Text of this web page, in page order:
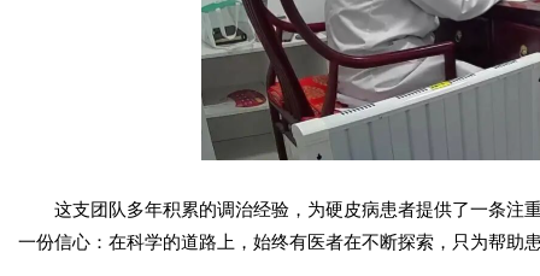
这支团队多年积累的调治经验，为硬皮病患者提供了一条注
一份信心：在科学的道路上，始终有医者在不断探索，只为帮助